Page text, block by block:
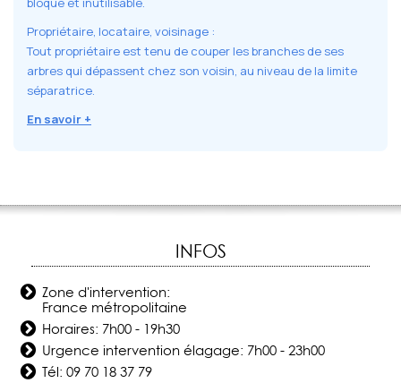
Propriétaire, locataire, voisinage :
Tout propriétaire est tenu de couper les branches de ses
arbres qui dépassent chez son voisin, au niveau de la limite
séparatrice.
En savoir +
INFOS
Zone d'intervention:
France métropolitaine
Horaires: 7h00 - 19h30
Urgence intervention élagage: 7h00 - 23h00
Tél:09 70 18 37 79